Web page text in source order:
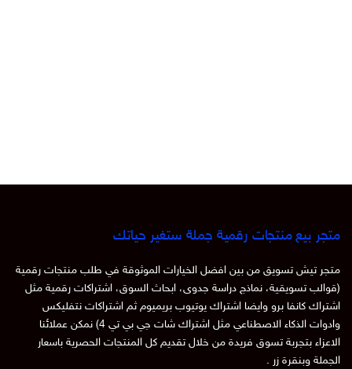
متجر بيع منتجات رقمية جملة ستغير حياتك
متجر تيش تسويق من بين افضل الخيارات الموثوقة في طلب منتجات رقمية
(قوالب تسويقية، نماذج دراسة جدوى، ابحاث السوق، اشتراكات رقمية مثل
اشتراك كانفا برو وايضا اشتراك يوتيوب بريميوم ثم اشتراكات نتفليكس
وادوات الذكاء الاصطناعي مثل اشتراك شات جي بي تي 4) نمكن عملائنا
الاعزاء بتجربة تسوق فريدة من خلال تقديم كل المنتجات الحصرية باسعار
الجملة وبنقرة زر .